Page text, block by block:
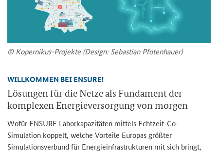
© Kopernikus-Projekte (Design: Sebastian Pfotenhauer)
WILLKOMMEN BEI ENSURE!
Lösungen für die Netze als Fundament der
komplexen Energieversorgung von morgen
Wofür ENSURE Laborkapazitäten mittels Echtzeit-Co-
Simulation koppelt, welche Vorteile Europas größter
Simulationsverbund für Energieinfrastrukturen mit sich bringt,